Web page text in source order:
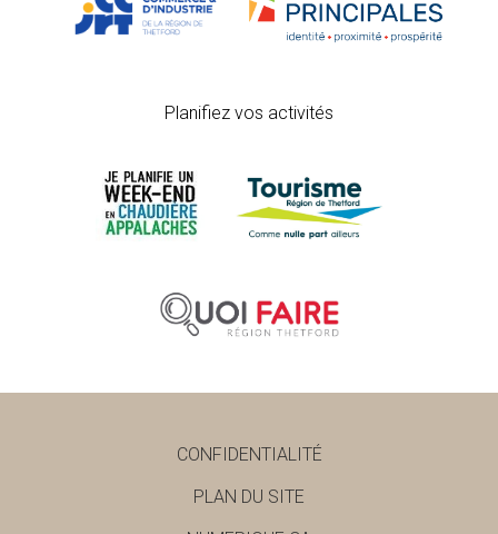
Planifiez vos activités
CONFIDENTIALITÉ
PLAN DU SITE